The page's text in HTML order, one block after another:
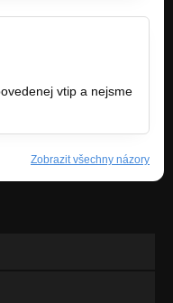
vtip a nejsme
Zobrazit všechny názory